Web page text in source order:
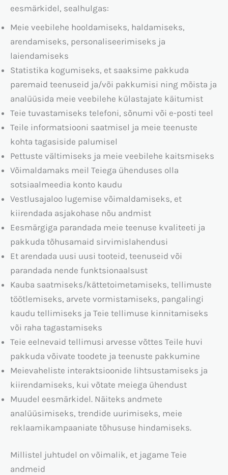
eesmärkidel, sealhulgas:
Meie veebilehe hooldamiseks, haldamiseks,
arendamiseks, personaliseerimiseks ja
laiendamiseks
Statistika kogumiseks, et saaksime pakkuda
paremaid teenuseid ja/või pakkumisi ning mõista ja
analüüsida meie veebilehe külastajate käitumist
Teie tuvastamiseks telefoni, sõnumi või e-posti teel
Teile informatsiooni saatmisel ja meie teenuste
kohta tagasiside palumisel
Pettuste vältimiseks ja meie veebilehe kaitsmiseks
Võimaldamaks meil Teiega ühenduses olla
sotsiaalmeedia konto kaudu
Vestlusajaloo lugemise võimaldamiseks, et
kiirendada asjakohase nõu andmist
Eesmärgiga parandada meie teenuse kvaliteeti ja
pakkuda tõhusamaid sirvimislahendusi
Et arendada uusi uusi tooteid, teenuseid või
parandada nende funktsionaalsust
Kauba saatmiseks/kättetoimetamiseks, tellimuste
töötlemiseks, arvete vormistamiseks, pangalingi
kaudu tellimiseks ja Teie tellimuse kinnitamiseks
või raha tagastamiseks
Teie eelnevaid tellimusi arvesse võttes Teile huvi
pakkuda võivate toodete ja teenuste pakkumine
Meievaheliste interaktsioonide lihtsustamiseks ja
kiirendamiseks, kui võtate meiega ühendust
Muudel eesmärkidel. Näiteks andmete
analüüsimiseks, trendide uurimiseks, meie
reklaamikampaaniate tõhususe hindamiseks.
Millistel juhtudel on võimalik, et jagame Teie
andmeid